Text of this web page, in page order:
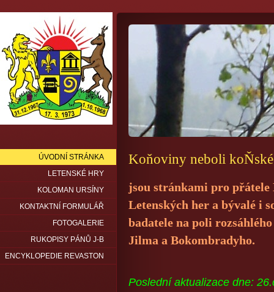
Koňoviny neboli
jsou stránkami pro
Letenských her a bývalé i
badatele na poli
Jilma a Bokombradyho.
Poslední aktualizace dne:
ÚVODNÍ STRÁNKA
LETENSKÉ HRY
KOLOMAN URSÍNY
KONTAKTNÍ FORMULÁŘ
FOTOGALERIE
RUKOPISY PÁNŮ J-B
ENCYKLOPEDIE REVASTON